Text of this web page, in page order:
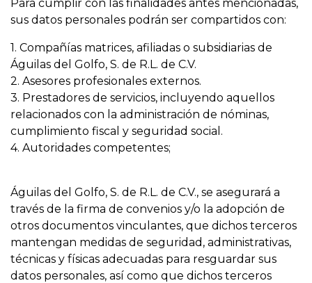
Para cumplir con las finalidades antes mencionadas,
sus datos personales podrán ser compartidos con:
1. Compañías matrices, afiliadas o subsidiarias de
Águilas del Golfo, S. de R.L. de C.V.
2. Asesores profesionales externos.
3. Prestadores de servicios, incluyendo aquellos
relacionados con la administración de nóminas,
cumplimiento fiscal y seguridad social.
4. Autoridades competentes;
Águilas del Golfo, S. de R.L. de C.V., se asegurará a
través de la firma de convenios y/o la adopción de
otros documentos vinculantes, que dichos terceros
mantengan medidas de seguridad, administrativas,
técnicas y físicas adecuadas para resguardar sus
datos personales, así como que dichos terceros